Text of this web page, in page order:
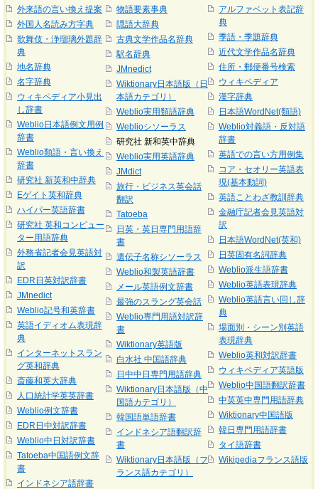
外来語の言い換え提案
外国人名読み方字典
歌舞伎・浄瑠璃外題辞
典
地名辞典
名字辞典
ウィキペディア小見出
し辞書
Weblio日本語例文用例
辞書
Weblio類語・言い換え
辞書
研究社 新英和中辞典
Eゲイト英和辞典
ハイパー英語辞書
研究社 英和コンピュー
ター用語辞典
外務省記者会見英語対
訳
EDR日英対訳辞書
JMnedict
Weblio記号和英辞書
英語イディオム表現辞
典
インターネットスラン
グ英和辞典
斎藤和英大辞典
人口統計学英英辞書
Weblio例文辞書
EDR日中対訳辞書
Weblio中日対訳辞書
Tatoeba中国語例文辞
書
インドネシア語辞書
物語要素事典
隠語大辞典
古典文学作品名辞典
駅名辞典
JMnedict
Wiktionary日本語版（日
本語カテゴリ）
Weblio実用類語辞典
Weblioシソーラス
研究社 新和英中辞典
Weblio実用英語辞典
JMdict
旅行・ビジネス英会話
翻訳
Tatoeba
日英・英日専門用語辞
書
遺伝子名称シソーラス
Weblio和製英語辞書
メール英語例文辞書
最強のスラング英会話
Weblio専門用語対訳辞
書
Wiktionary英語版
白水社 中国語辞典
日中中日専門用語辞典
Wiktionary日本語版（中
国語カテゴリ）
韓国語単語辞書
インドネシア語翻訳辞
書
Wiktionary日本語版（フ
ランス語カテゴリ）
アルファベット表記辞
典
季語・季題辞典
近代文学作品名辞典
住所・郵便番号検索
ウィキペディア
漢字辞典
日本語WordNet(類語)
Weblio対義語・反対語
辞書
英語での言い方用例集
コア・セオリー英語表
現(基本動詞)
英語ことわざ教訓辞典
金融庁記者会見英語対
訳
日本語WordNet(英和)
日英固有名詞辞典
Weblio派生語辞書
Weblio英語表現辞典
Weblio英語言い回し辞
典
場面別・シーン別英語
表現辞典
Weblio英和対訳辞書
ウィキペディア英語版
Weblio中国語翻訳辞書
中英英中専門用語辞典
Wiktionary中国語版
韓日専門用語辞書
タイ語辞書
Wikipediaフランス語版